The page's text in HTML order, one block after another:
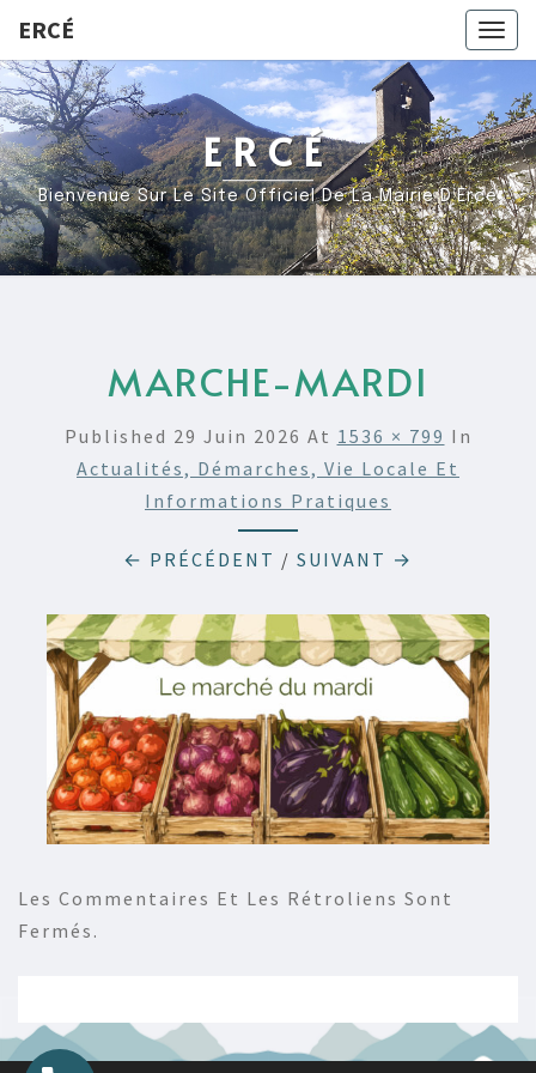
ERCÉ
ERCÉ
Bienvenue Sur Le Site Officiel De La Mairie D’Ercé
MARCHE-MARDI
Published 29 Juin 2026 At 1536 × 799 In
Actualités, Démarches, Vie Locale Et
Informations Pratiques
← PRÉCÉDENT / SUIVANT →
Les Commentaires Et Les Rétroliens Sont
Fermés.